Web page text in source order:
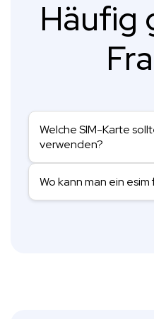
Häufig
Welche SIM-Karte
verwenden?
Wo kann man ein